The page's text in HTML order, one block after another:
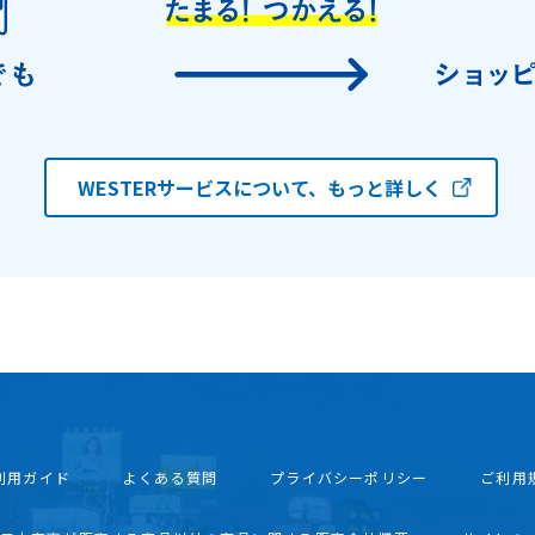
WESTERサービスについて、もっと詳しく
用ガイド よくある質問 プライバシーポリシー ご利用